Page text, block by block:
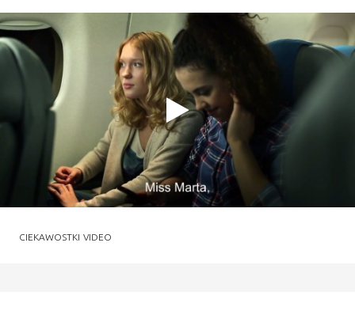
CIEKAWOSTKI VIDEO